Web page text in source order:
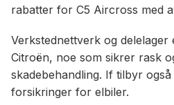
rabatter for C5 Aircross med
Verkstednettverk og
Citroën, noe som sikrer rask
skadebehandling. If tilbyr også
forsikringer for elbiler.